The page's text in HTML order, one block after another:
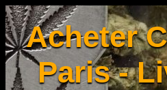
Acheter
Paris -